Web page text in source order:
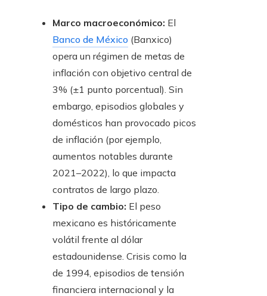
Marco macroeconómico: El
Banco de México (Banxico)
opera un régimen de metas de
inflación con objetivo central de
3% (±1 punto porcentual). Sin
embargo, episodios globales y
domésticos han provocado picos
de inflación (por ejemplo,
aumentos notables durante
2021–2022), lo que impacta
contratos de largo plazo.
Tipo de cambio: El peso
mexicano es históricamente
volátil frente al dólar
estadounidense. Crisis como la
de 1994, episodios de tensión
financiera internacional y la